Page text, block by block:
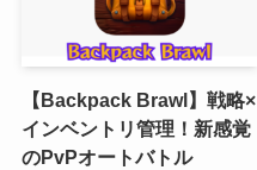
【Backpack Brawl】戦略×
インベントリ管理！新感覚
のPvPオートバトル